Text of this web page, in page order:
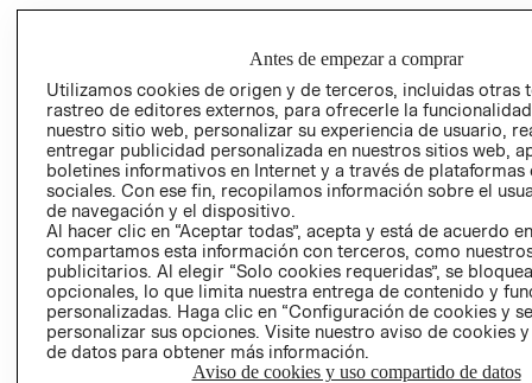
AVISO DE
LIBRO DE
Ecuador ($)
CAMBIAR REGIÓN
Antes de empezar a comprar
Utilizamos cookies de origen y de terceros, incluidas otras
rastreo de editores externos, para ofrecerle la
nuestro sitio web, personalizar su experiencia de usuario,
entregar publicidad personalizada en nuestros sitios web,
boletines informativos en Internet y a través de plataformas
sociales. Con ese fin, recopilamos información sobre el
de navegación y el dispositivo.
Al hacer clic en “Aceptar todas”, acepta y está de acuerdo
compartamos esta información con terceros, como
publicitarios. Al elegir “Solo cookies requeridas”, se
opcionales, lo que limita nuestra entrega de contenido y
personalizadas. Haga clic en “Configuración de cookies y
personalizar sus opciones. Visite nuestro aviso de cookies
de datos para obtener más información.
Aviso de cookies y uso compartido de datos